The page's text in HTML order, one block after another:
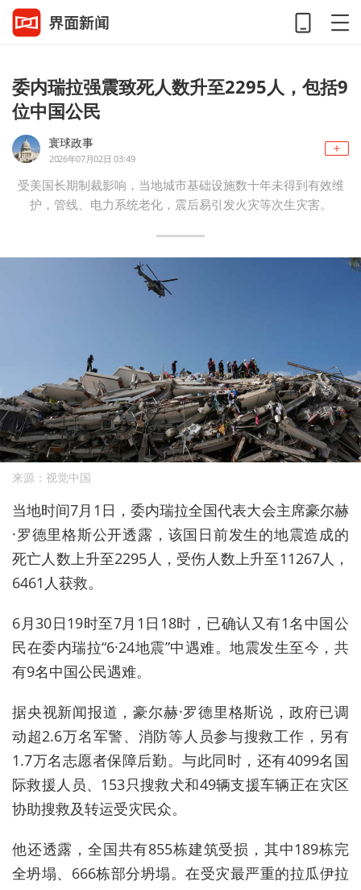
委内瑞拉强震致死人数升至2295人，包括9
位中国公民
寰球政事
2026年07月02日 03:49
受美国长期制裁影响，当地城市基础设施数十年未得到有效维
护，管线、电力系统老化，震后易引发火灾等次生灾害。
来源：视觉中国
当地时间7月1日，委内瑞拉全国代表大会主席豪尔赫
·罗德里格斯公开透露，该国日前发生的地震造成的
死亡人数上升至2295人，受伤人数上升至11267人，
6461人获救。
6月30日19时至7月1日18时，已确认又有1名中国公
民在委内瑞拉“6·24地震”中遇难。地震发生至今，共
有9名中国公民遇难。
据央视新闻报道，豪尔赫·罗德里格斯说，政府已调
动超2.6万名军警、消防等人员参与搜救工作，另有
1.7万名志愿者保障后勤。与此同时，还有4099名国
际救援人员、153只搜救犬和49辆支援车辆正在灾区
协助搜救及转运受灾民众。
他还透露，全国共有855栋建筑受损，其中189栋完
全坍塌、666栋部分坍塌。在受灾最严重的拉瓜伊拉